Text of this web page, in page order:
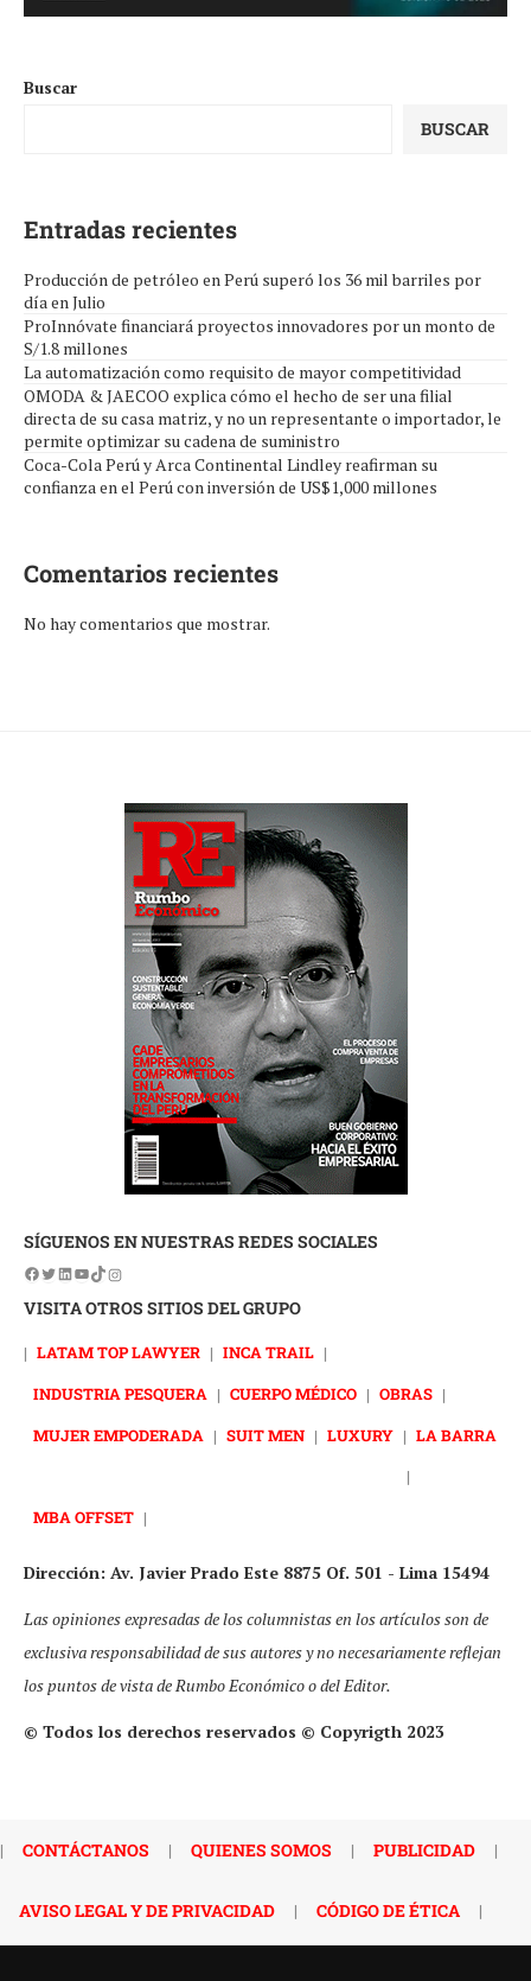
Buscar
BUSCAR
Entradas recientes
Producción de petróleo en Perú superó los 36 mil barriles por
día en Julio
ProInnóvate financiará proyectos innovadores por un monto de
S/1.8 millones
La automatización como requisito de mayor competitividad
OMODA & JAECOO explica cómo el hecho de ser una filial
directa de su casa matriz, y no un representante o importador, le
permite optimizar su cadena de suministro
Coca-Cola Perú y Arca Continental Lindley reafirman su
confianza en el Perú con inversión de US$1,000 millones
Comentarios recientes
No hay comentarios que mostrar.
SÍGUENOS EN NUESTRAS REDES SOCIALES
VISITA OTROS SITIOS DEL GRUPO
| LATAM TOP LAWYER | INCA TRAIL |
INDUSTRIA PESQUERA | CUERPO MÉDICO | OBRAS |
MUJER EMPODERADA | SUIT MEN | LUXURY | LA BARRA
|
MBA OFFSET |
Dirección: Av. Javier Prado Este 8875 Of. 501 - Lima 15494
Las opiniones expresadas de los columnistas en los artículos son de
exclusiva responsabilidad de sus autores y no necesariamente reflejan
los puntos de vista de Rumbo Económico o del Editor.
© Todos los derechos reservados © Copyrigth 2023
| CONTÁCTANOS | QUIENES SOMOS | PUBLICIDAD |
AVISO LEGAL Y DE PRIVACIDAD | CÓDIGO DE ÉTICA |